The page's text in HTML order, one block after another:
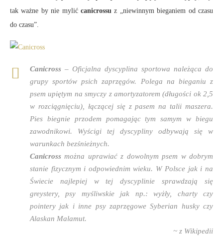
tak ważne by nie mylić canicrossuz „niewinnym bieganiem od czasu
do czasu”.
Canicross – Oficjalna dyscyplina sportowa należąca do
grupy sportów psich zaprzęgów. Polega na bieganiu z
psem upiętym na smyczy z amortyzatorem (długości ok 2,5
w rozciągnięciu), łączącej się z pasem na talii maszera.
Pies biegnie przodem pomagając tym samym w biegu
zawodnikowi. Wyścigi tej dyscypliny odbywają się w
warunkach bezśnieżnych.
Canicross można uprawiać z dowolnym psem w dobrym
stanie fizycznym i odpowiednim wieku. W Polsce jak i na
Świecie najlepiej w tej dyscyplinie sprawdzają się
greystery, psy myśliwskie jak np.: wyżły, charty czy
pointery jak i inne psy zaprzęgowe Syberian husky czy
Alaskan Malamut.
~ z Wikipedii